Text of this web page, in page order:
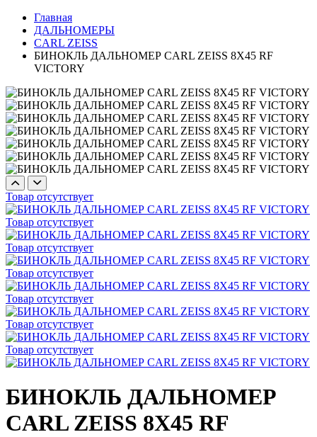
Главная
ДАЛЬНОМЕРЫ
CARL ZEISS
БИНОКЛЬ ДАЛЬНОМЕР CARL ZEISS 8X45 RF
VICTORY
Товар отсутствует
Товар отсутствует
Товар отсутствует
Товар отсутствует
Товар отсутствует
Товар отсутствует
Товар отсутствует
БИНОКЛЬ ДАЛЬНОМЕР
CARL ZEISS 8X45 RF